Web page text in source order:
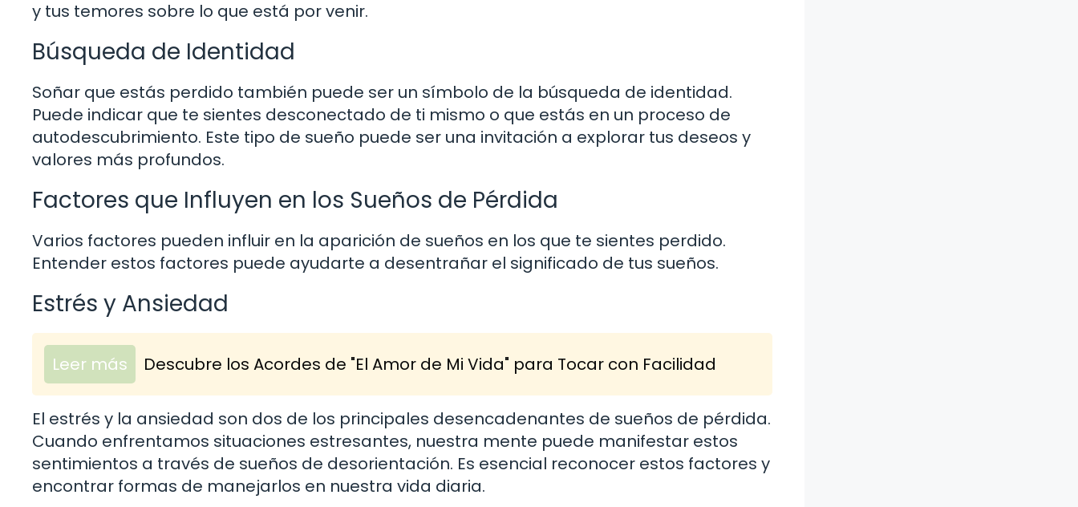
y tus temores sobre lo que está por venir.
Búsqueda de Identidad
Soñar que estás perdido también puede ser un símbolo de la búsqueda de identidad.
Puede indicar que te sientes desconectado de ti mismo o que estás en un proceso de
autodescubrimiento. Este tipo de sueño puede ser una invitación a explorar tus deseos y
valores más profundos.
Factores que Influyen en los Sueños de Pérdida
Varios factores pueden influir en la aparición de sueños en los que te sientes perdido.
Entender estos factores puede ayudarte a desentrañar el significado de tus sueños.
Estrés y Ansiedad
Leer más Descubre los Acordes de "El Amor de Mi Vida" para Tocar con Facilidad
El estrés y la ansiedad son dos de los principales desencadenantes de sueños de pérdida.
Cuando enfrentamos situaciones estresantes, nuestra mente puede manifestar estos
sentimientos a través de sueños de desorientación. Es esencial reconocer estos factores y
encontrar formas de manejarlos en nuestra vida diaria.